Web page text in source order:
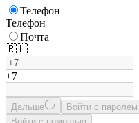
Телефон
Телефон
Почта
🇷🇺
+7
Дальше
Войти с паролем